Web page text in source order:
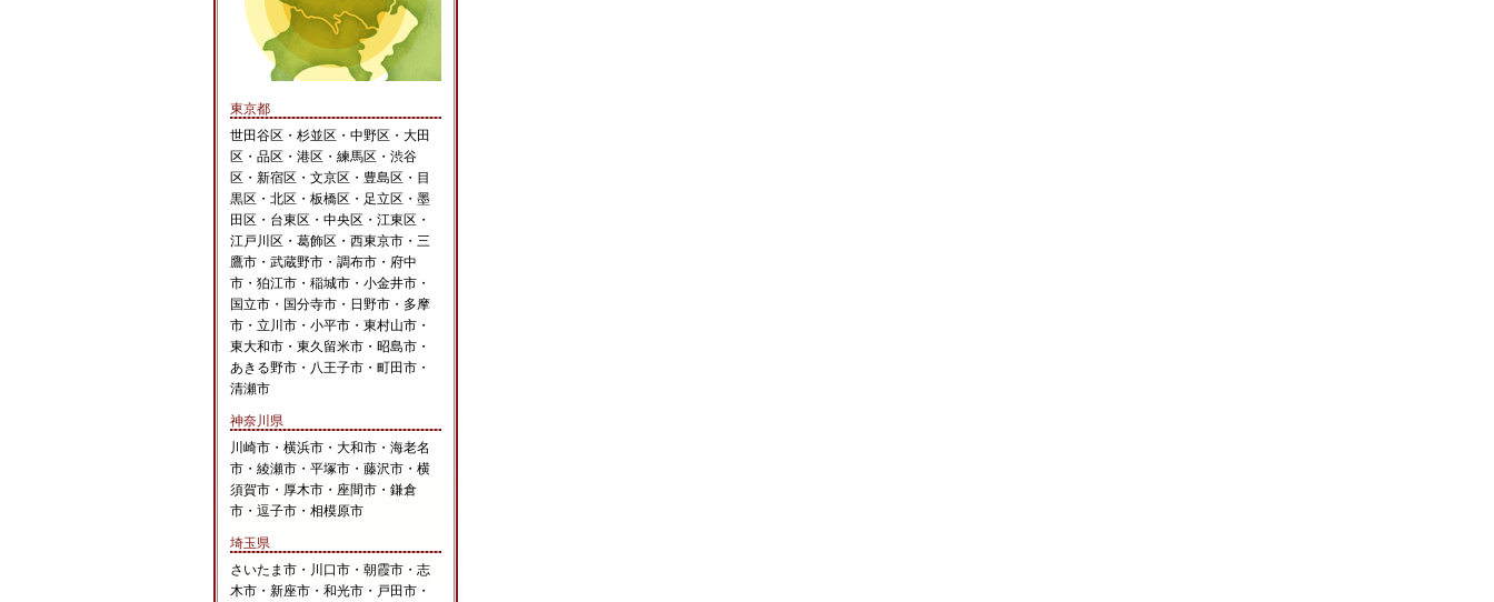
東京都
世田谷区・杉並区・中野区・大田
区・品区・港区・練馬区・渋谷
区・新宿区・文京区・豊島区・目
黒区・北区・板橋区・足立区・墨
田区・台東区・中央区・江東区・
江戸川区・葛飾区・西東京市・三
鷹市・武蔵野市・調布市・府中
市・狛江市・稲城市・小金井市・
国立市・国分寺市・日野市・多摩
市・立川市・小平市・東村山市・
東大和市・東久留米市・昭島市・
あきる野市・八王子市・町田市・
清瀬市
神奈川県
川崎市・横浜市・大和市・海老名
市・綾瀬市・平塚市・藤沢市・横
須賀市・厚木市・座間市・鎌倉
市・逗子市・相模原市
埼玉県
さいたま市・川口市・朝霞市・志
木市・新座市・和光市・戸田市・